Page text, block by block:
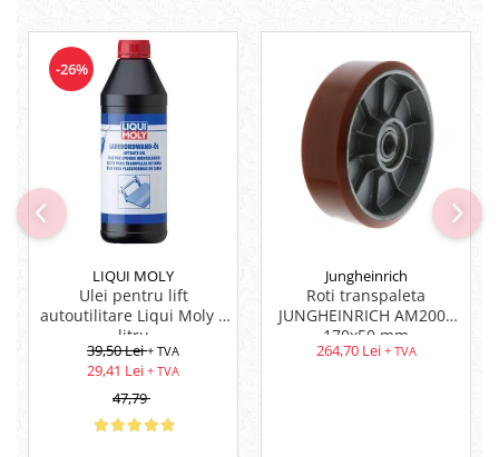
-26%
LIQUI MOLY
Ulei pentru lift
autoutilitare Liqui Moly 1
litru
39,50 Lei+ TVA
29,41 Lei + TVA
47,79
Jungheinrich
Roti transpaleta
JUNGHEINRICH AM2000
170x50 mm
264,70 Lei + TVA